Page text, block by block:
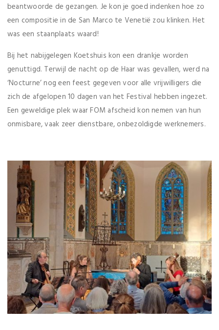
beantwoorde de gezangen. Je kon je goed indenken hoe zo
een compositie in de San Marco te Venetië zou klinken. Het
was een staanplaats waard!
Bij het nabijgelegen Koetshuis kon een drankje worden
genuttigd. Terwijl de nacht op de Haar was gevallen, werd na
‘Nocturne’ nog een feest gegeven voor alle vrijwilligers die
zich de afgelopen 10 dagen van het Festival hebben ingezet.
Een geweldige plek waar FOM afscheid kon nemen van hun
onmisbare, vaak zeer dienstbare, onbezoldigde werknemers.